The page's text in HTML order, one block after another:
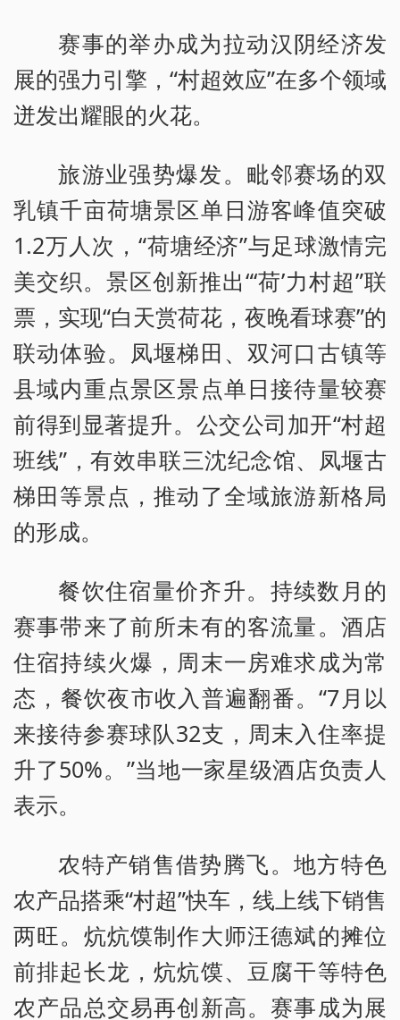
赛事的举办成为拉动汉阴经济发
展的强力引擎，“村超效应”在多个领域
迸发出耀眼的火花。
旅游业强势爆发。毗邻赛场的双
乳镇千亩荷塘景区单日游客峰值突破
1.2万人次，“荷塘经济”与足球激情完
美交织。景区创新推出“‘荷’力村超”联
票，实现“白天赏荷花，夜晚看球赛”的
联动体验。凤堰梯田、双河口古镇等
县域内重点景区景点单日接待量较赛
前得到显著提升。公交公司加开“村超
班线”，有效串联三沈纪念馆、凤堰古
梯田等景点，推动了全域旅游新格局
的形成。
餐饮住宿量价齐升。持续数月的
赛事带来了前所未有的客流量。酒店
住宿持续火爆，周末一房难求成为常
态，餐饮夜市收入普遍翻番。“7月以
来接待参赛球队32支，周末入住率提
升了50%。”当地一家星级酒店负责人
表示。
农特产销售借势腾飞。地方特色
农产品搭乘“村超”快车，线上线下销售
两旺。炕炕馍制作大师汪德斌的摊位
前排起长龙，炕炕馍、豆腐干等特色
农产品总交易再创新高。赛事成为展